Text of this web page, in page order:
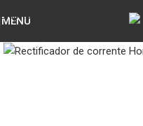
Skip to navigation
MENU